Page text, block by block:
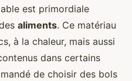
est primordiale
aliments. Ce matériau
à la chaleur, mais aussi
dans certains
de choisir des bols